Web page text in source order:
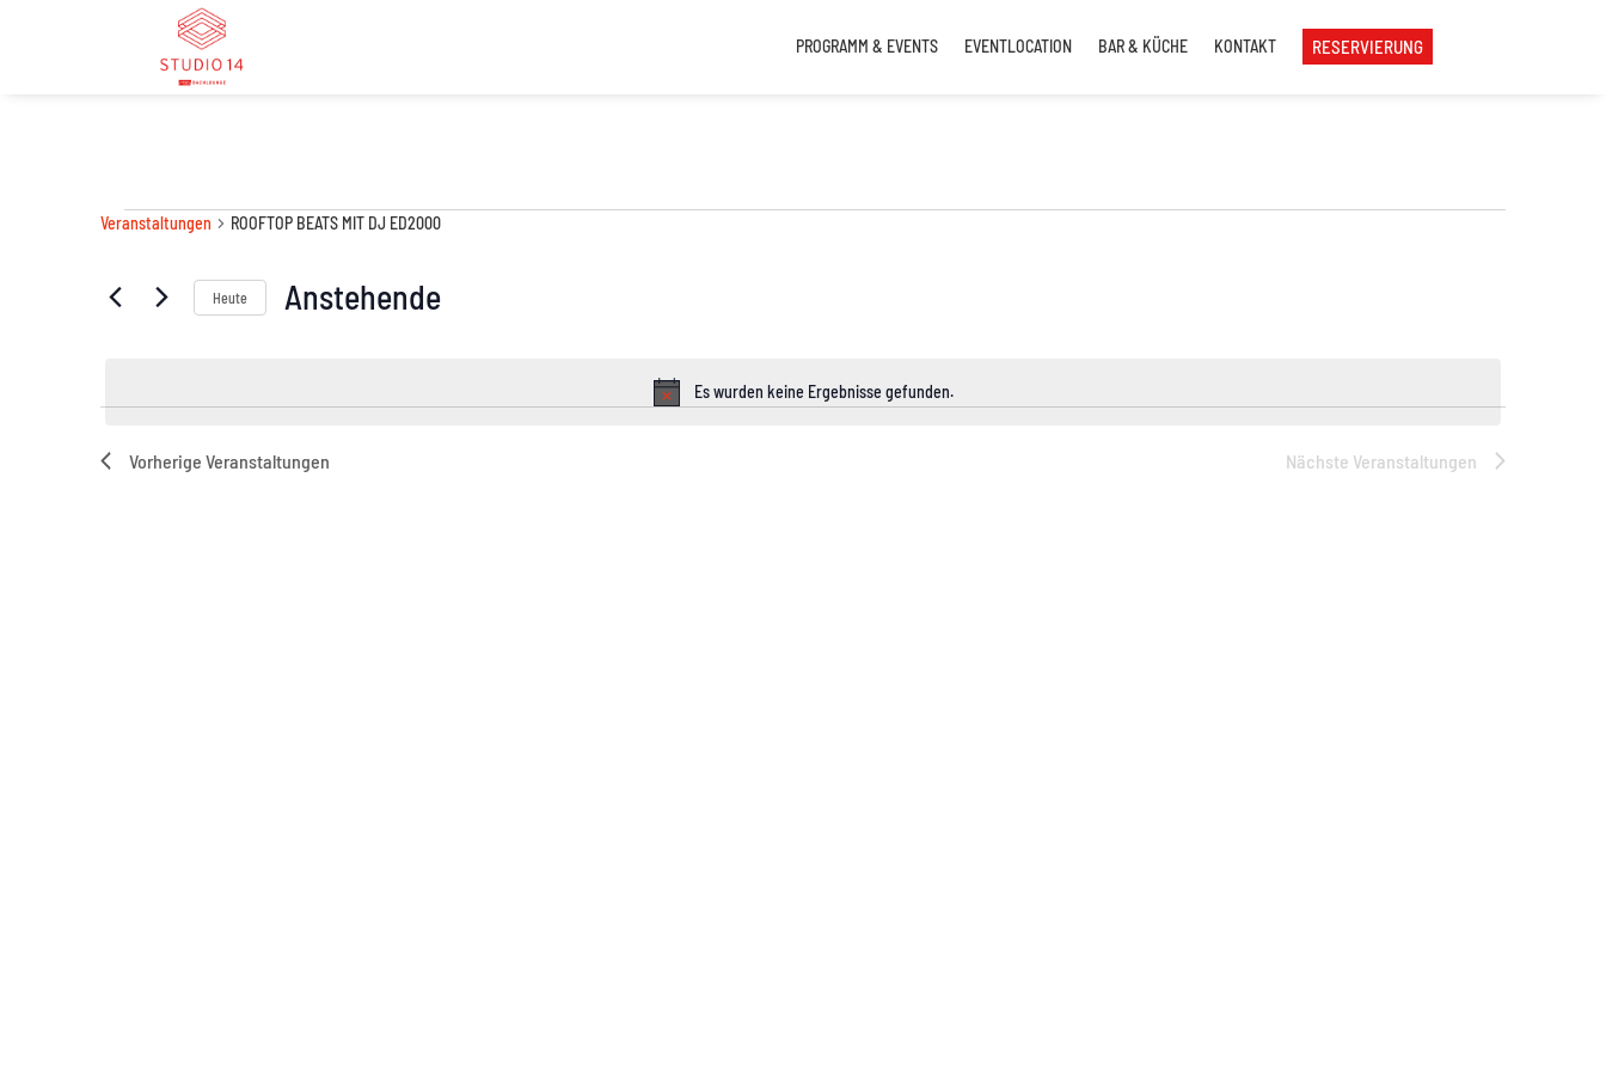
PROGRAMM & EVENTS EVENTLOCATION BAR & KÜCHE KONTAKT RESERVIERUNG
Veranstaltungen
Veranstaltungen ROOFTOP BEATS MIT DJ ED2000
Hinweis
Es wurden keine Ergebnisse gefunden.
Heute Anstehende
Vorherige Veranstaltungen Nächste Veranstaltungen